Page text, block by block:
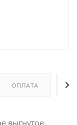
ОПЛАТА
выгнутое